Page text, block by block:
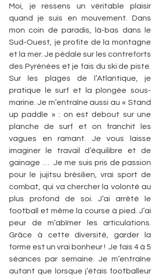
Moi, je ressens un véritable plaisir
quand je suis en mouvement. Dans
mon coin de paradis, là-bas dans le
Sud-Ouest, je profite de la montagne
et la mer. Je pédale sur les contreforts
des Pyrénées et je fais du ski de piste.
Sur les plages de l’Atlantique, je
pratique le surf et la plongée sous-
marine. Je m’entraîne aussi au « Stand
up paddle » : on est debout sur une
planche de surf et on franchit les
vagues en ramant. Je vous laisse
imaginer le travail d’équilibre et de
gainage …  Je me suis pris de passion
pour le jujitsu brésilien, vrai sport de
combat, qui va chercher la volonté au
plus profond de soi. J’ai arrêté le
football et même la course à pied. J’ai
peur de m’abîmer les articulations.
Grâce à cette diversité, garder la
forme est un vrai bonheur !  Je fais 4 à 5
séances par semaine. Je m’entraîne
autant que lorsque j’étais footballeur